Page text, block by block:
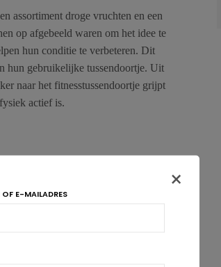
assortiment droge vruchten en een
op afgebeeld waren om het idee te
hun conditie te verbeteren. Dit
hun gebruikelijke tussendoortje. Uit
naar het fitnesstussendoortje grijpt
actief is.
producten door het afslankend
door deze illusie verwaarloosd
van een afbeelding
drukken, om zo fysieke activiteit aan
×
E-MAILADRES